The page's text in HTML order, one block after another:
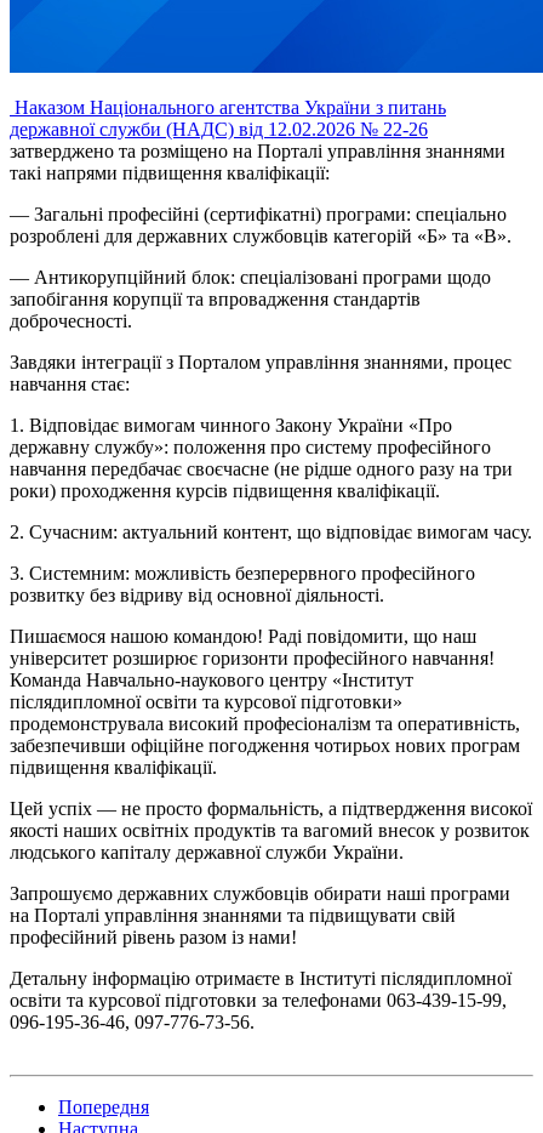
Наказом Національного агентства України з питань
державної служби (НАДС) від 12.02.2026 № 22-26
затверджено та розміщено на Порталі управління знаннями
такі напрями підвищення кваліфікації:
— Загальні професійні (сертифікатні) програми: спеціально
розроблені для державних службовців категорій «Б» та «В».
— Антикорупційний блок: спеціалізовані програми щодо
запобігання корупції та впровадження стандартів
доброчесності.
Завдяки інтеграції з Порталом управління знаннями, процес
навчання стає:
1. Відповідає вимогам чинного Закону України «Про
державну службу»: положення про систему професійного
навчання передбачає своєчасне (не рідше одного разу на три
роки) проходження курсів підвищення кваліфікації.
2. Сучасним: актуальний контент, що відповідає вимогам часу.
3. Системним: можливість безперервного професійного
розвитку без відриву від основної діяльності.
Пишаємося нашою командою! Раді повідомити, що наш
університет розширює горизонти професійного навчання!
Команда Навчально-наукового центру «Інститут
післядипломної освіти та курсової підготовки»
продемонструвала високий професіоналізм та оперативність,
забезпечивши офіційне погодження чотирьох нових програм
підвищення кваліфікації.
Цей успіх — не просто формальність, а підтвердження високої
якості наших освітніх продуктів та вагомий внесок у розвиток
людського капіталу державної служби України.
Запрошуємо державних службовців обирати наші програми
на Порталі управління знаннями та підвищувати свій
професійний рівень разом із нами!
Детальну інформацію отримаєте в Інституті післядипломної
освіти та курсової підготовки за телефонами 063-439-15-99,
096-195-36-46, 097-776-73-56.
Попередня
Наступна